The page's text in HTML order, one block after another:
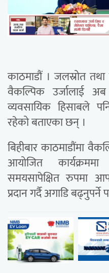
काठमाडौं । जलस्रोत
वैकल्पिक उर्जालाई
व्यवसायिक हिसाबले
रहेको बताएका छन् ।
बिहीबार काठमाडौंमा
आयोजित
समयसापेक्षित रुपमा
प्रदान गर्दै अगाडि बढ्नुपर्ने